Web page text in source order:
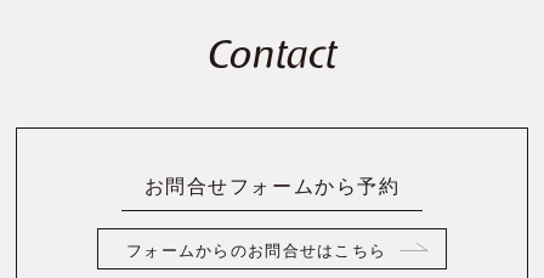
Contact
お問合せフォームから予約
フォームからのお問合せはこちら